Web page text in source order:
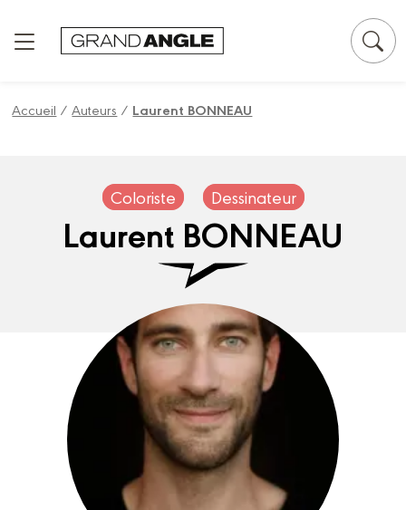
Accueil /Auteurs / Laurent BONNEAU
Coloriste Dessinateur
Laurent BONNEAU